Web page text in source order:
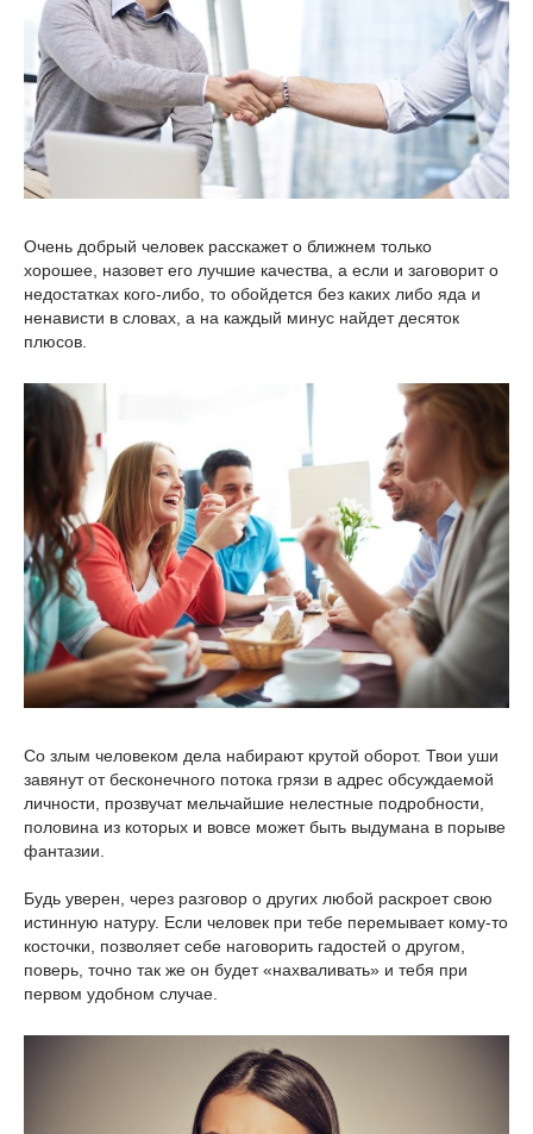
Очень добрый человек расскажет о ближнем только
хорошее, назовет его лучшие качества, а если и заговорит о
недостатках кого-либо, то обойдется без каких либо яда и
ненависти в словах, а на каждый минус найдет десяток
плюсов.
Со злым человеком дела набирают крутой оборот. Твои уши
завянут от бесконечного потока грязи в адрес обсуждаемой
личности, прозвучат мельчайшие нелестные подробности,
половина из которых и вовсе может быть выдумана в порыве
фантазии.
Будь уверен, через разговор о других любой раскроет свою
истинную натуру. Если человек при тебе перемывает кому-то
косточки, позволяет себе наговорить гадостей о другом,
поверь, точно так же он будет «нахваливать» и тебя при
первом удобном случае.